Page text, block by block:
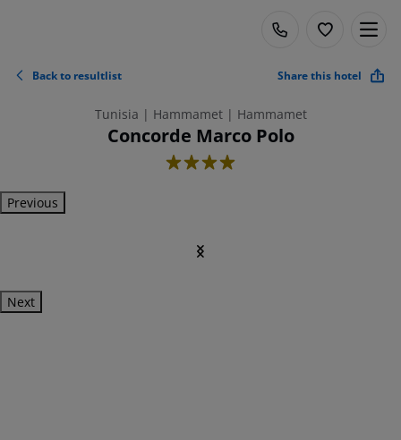
Back to resultlist Share this hotel
Tunisia | Hammamet | Hammamet
Concorde Marco Polo
4
Previous
Next